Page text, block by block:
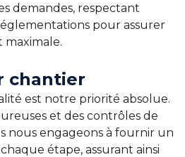
demandes, respectant
pour assurer
maximale.
chantier
est notre priorité absolue.
et des contrôles de
nous engageons à fournir un
étape, assurant ainsi